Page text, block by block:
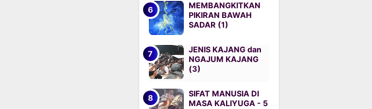
MEMBANGKITKAN
PIKIRAN BAWAH
SADAR (1)
JENIS KAJANG dan
NGAJUM KAJANG
(3)
SIFAT MANUSIA DI
MASA KALIYUGA - 5